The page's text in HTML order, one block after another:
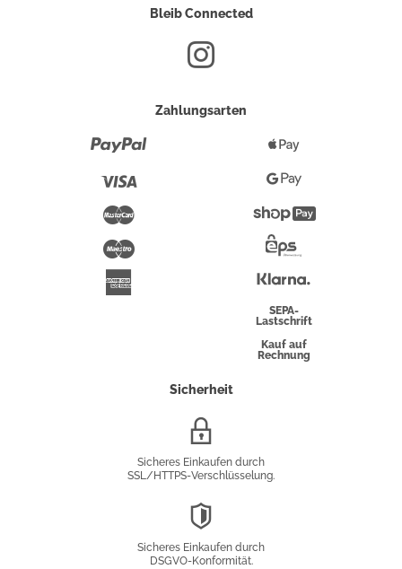
Bleib Connected
Zahlungsarten
Maestro
Pay
Google
Pay
Überweisung
SEPA-
Lastschrift
Kauf auf
Rechnung
Sicherheit
Sicheres Einkaufen durch
SSL/HTTPS-Verschlüsselung.
Sicheres Einkaufen durch
DSGVO-Konformität.